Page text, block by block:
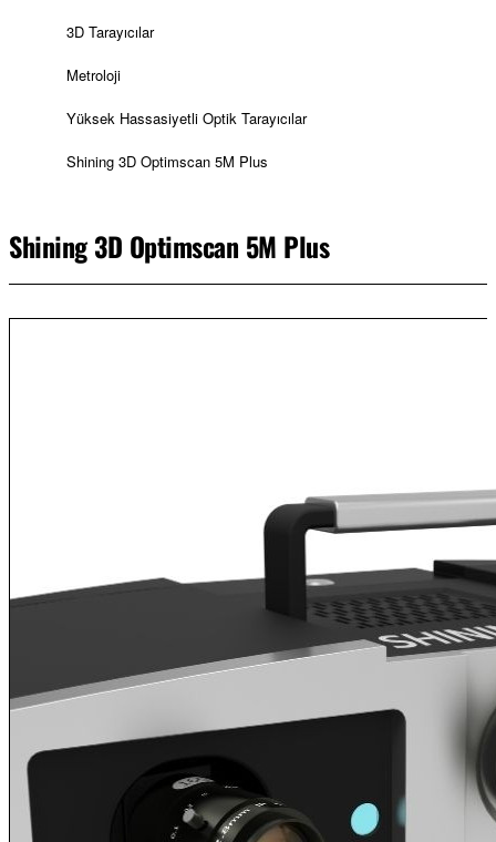
3D Tarayıcılar
Metroloji
Yüksek Hassasiyetli Optik Tarayıcılar
Shining 3D Optimscan 5M Plus
Shining 3D Optimscan 5M Plus